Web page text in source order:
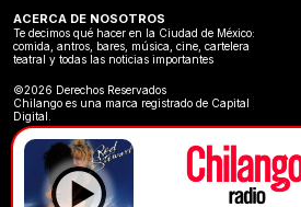
ACERCA DE NOSOTROS
Te decimos qué hacer en la Ciudad de México:
comida, antros, bares, música, cine, cartelera
teatral y todas las noticias importantes
©2026 Derechos Reservados
Chilango es una marca registrado de Capital
Digital.